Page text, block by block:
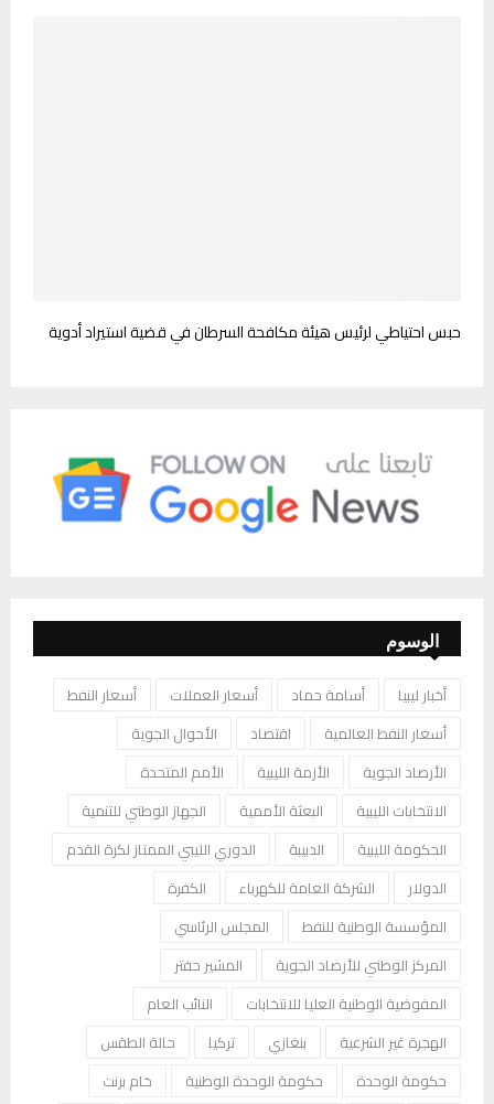
حبس احتياطي لرئيس هيئة مكافحة السرطان في قضية استيراد أدوية
الوسوم
أخبار ليبيا أسامة حماد أسعار العملات
أسعار النفط
أسعار النفط العالمية
اقتصاد
الأحوال الجوية
الأرصاد الجوية
الأزمة الليبية
الأمم المتحدة
الانتخابات الليبية
البعثة الأممية
الجهاز الوطني للتنمية
الحكومة الليبية
الدبيبة
الدوري الليبي الممتاز لكرة القدم
الدولار
الشركة العامة للكهرباء
الكفرة
المؤسسة الوطنية للنفط
المجلس الرئاسي
المركز الوطني للأرصاد الجوية
المشير حفتر
المفوضية الوطنية العليا للانتخابات
النائب العام
الهجرة غير الشرعية
بنغازي تركيا
حالة الطقس
حكومة الوحدة
حكومة الوحدة الوطنية
خام برنت